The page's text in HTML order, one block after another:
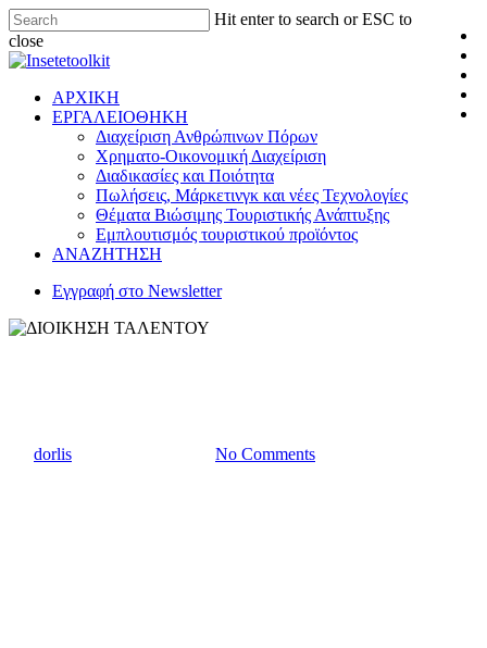
Hit enter to search or ESC to
close
ΑΡΧΙΚΗ
ΕΡΓΑΛΕΙΟΘΗΚΗ
Διαχείριση Ανθρώπινων Πόρων
Χρηματο-Οικονομική Διαχείριση
Διαδικασίες και Ποιότητα
Πωλήσεις, Μάρκετινγκ και νέες Τεχνολογίες
Θέματα Βιώσιμης Τουριστικής Ανάπτυξης
Εμπλουτισμός τουριστικού προϊόντος
ΑΝΑΖΗΤΗΣΗ
Εγγραφή στο Newsletter
dorlis No Comments